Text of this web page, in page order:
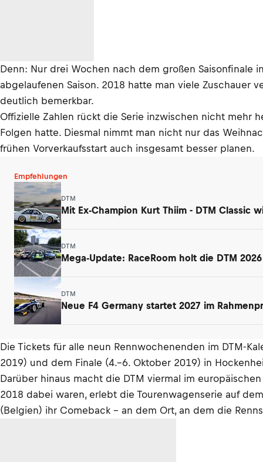
Denn: Nur drei Wochen nach dem großen Saisonfinale
abgelaufenen Saison. 2018 hatte man viele Zuschauer
deutlich bemerkbar.
Offizielle Zahlen rückt die Serie inzwischen nicht mehr
Folgen hatte. Diesmal nimmt man nicht nur das
frühen Vorverkaufsstart auch insgesamt besser planen.
Empfehlungen
DTM
Mit Ex-Champion Kurt Thiim - DTM Classic
DTM
Mega-Update: RaceRoom holt die DTM
DTM
Neue F4 Germany startet 2027 im
Die Tickets für alle neun Rennwochenenden im DTM-
2019) und dem Finale (4.–6. Oktober 2019) in
Darüber hinaus macht die DTM viermal im
2018 dabei waren, erlebt die Tourenwagenserie auf
(Belgien) ihr Comeback – an dem Ort, an dem die